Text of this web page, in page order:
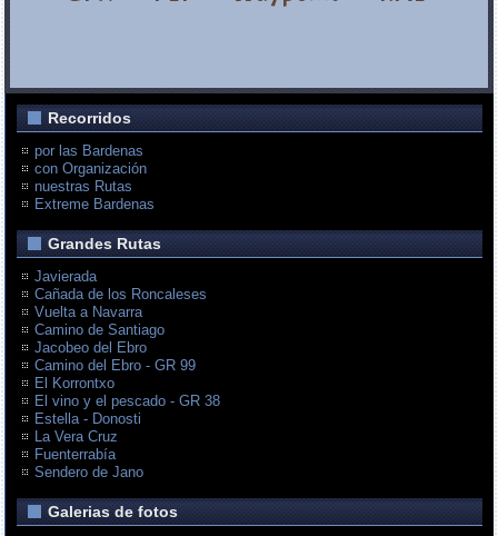
Recorridos
por las Bardenas
con Organización
nuestras Rutas
Extreme Bardenas
Grandes Rutas
Javierada
Cañada de los Roncaleses
Vuelta a Navarra
Camino de Santiago
Jacobeo del Ebro
Camino del Ebro - GR 99
El Korrontxo
El vino y el pescado - GR 38
Estella - Donosti
La Vera Cruz
Fuenterrabía
Sendero de Jano
Galerias de fotos